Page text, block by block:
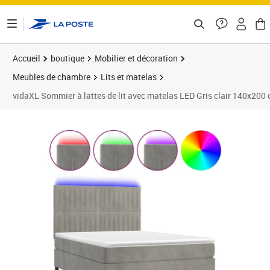
Accueil boutique
Mobilier et décoration
Meubles de chambre
Lits et matelas
vidaXL Sommier à lattes de lit avec matelas LED Gris clair 140x200